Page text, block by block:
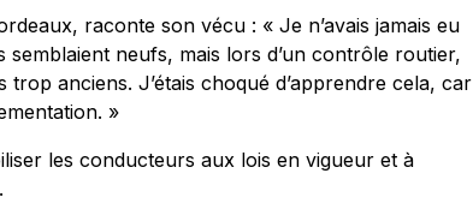
raconte son vécu : « Je n’avais jamais eu
neufs, mais lors d’un contrôle routier,
trop anciens. J’étais choqué d’apprendre cela, car
»
les conducteurs aux lois en vigueur et à